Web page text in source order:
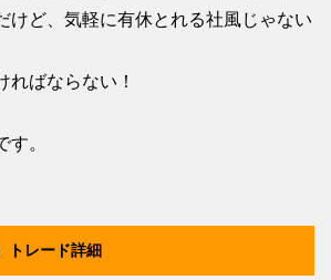
けど、気軽に有休とれる社風じゃない
ればならない！
す。
トレード詳細